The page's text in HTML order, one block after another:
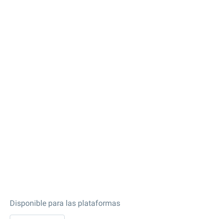
Disponible para las plataformas